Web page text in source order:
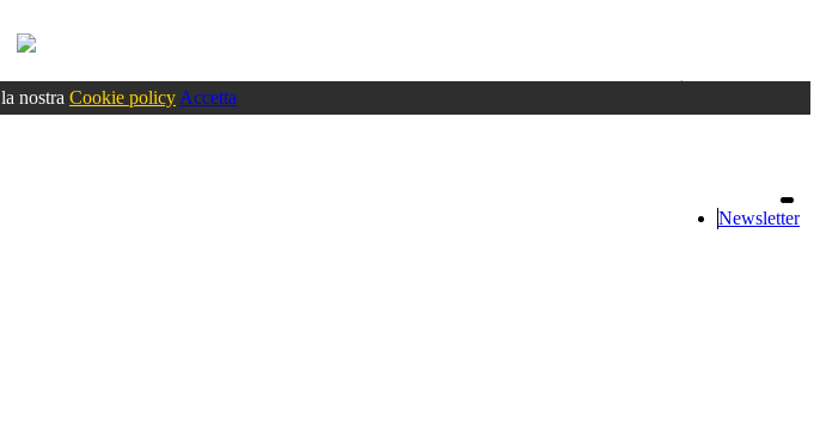
Accedioppure registrati
nostra Cookie policy Accetta
Newsletter